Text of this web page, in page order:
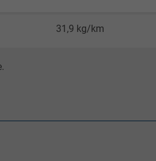
Benutzers auf der Website zu
31,9 kg/km